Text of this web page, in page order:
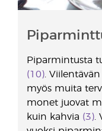
Piparmintusta
(10).
myös muita
monet juovat
kuin kahvia (3).